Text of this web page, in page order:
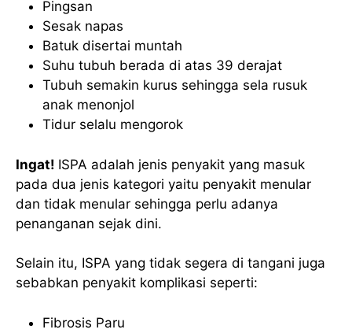
Pingsan
Sesak napas
Batuk disertai muntah
Suhu tubuh berada di atas 39 derajat
Tubuh semakin kurus sehingga sela rusuk
anak menonjol
Tidur selalu mengorok
Ingat! ISPA adalah jenis penyakit yang masuk
pada dua jenis kategori yaitu penyakit menular
dan tidak menular sehingga perlu adanya
penanganan sejak dini.
Selain itu, ISPA yang tidak segera di tangani juga
sebabkan penyakit komplikasi seperti:
Fibrosis Paru